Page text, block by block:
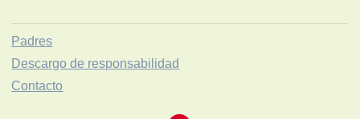
Padres
Descargo de responsabilidad
Contacto